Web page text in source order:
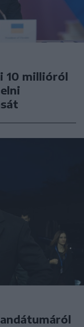
10 millióról